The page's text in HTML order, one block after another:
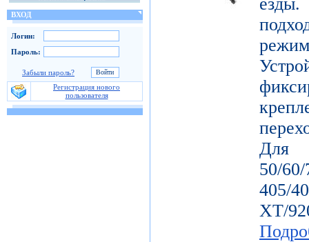
ВХОД
Логин:
Пароль:
Забыли пароль?
Регистрация нового
пользователя
50/
405/
ХТ/